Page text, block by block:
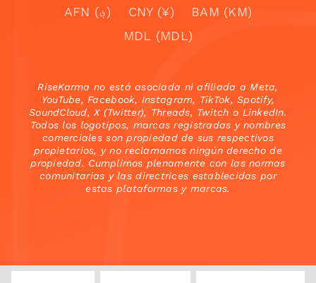
AFN (؋)
CNY (¥)
BAM (KM)
MDL (MDL)
RiseKarma no está asociada ni afiliada a Meta,
YouTube, Facebook, Instagram, TikTok, Spotify,
SoundCloud, X (Twitter), Threads, Twitch o LinkedIn.
Todos los logotipos, marcas registradas y nombres
comerciales son propiedad de sus respectivos
propietarios, y no reclamamos ningún derecho de
propiedad. Cumplimos plenamente con las normas
comunitarias y las directrices establecidas por
estas plataformas y marcas.